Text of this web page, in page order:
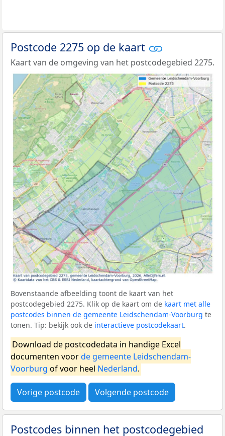
Postcode 2275 op de kaart
Kaart van de omgeving van het postcodegebied 2275.
Bovenstaande afbeelding toont de kaart van het
postcodegebied 2275. Klik op de kaart om de kaart met alle
postcodes binnen de gemeente Leidschendam-Voorburg te
tonen. Tip: bekijk ook de interactieve postcodekaart.
Download de postcodedata in handige Excel
documenten voorde gemeente Leidschendam-
Voorburg of voor heel Nederland.
Vorige postcode Volgende postcode
Postcodes binnen het postcodegebied